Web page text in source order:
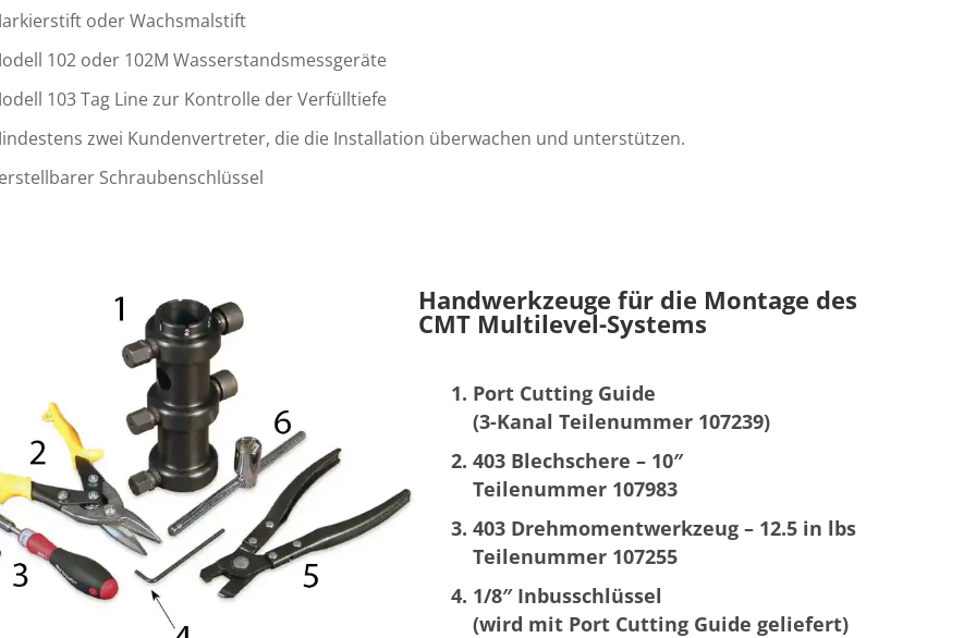
oder Wachsmalstift
102 oder 102M Wasserstandsmessgeräte
103 Tag Line zur Kontrolle der Verfülltiefe
zwei Kundenvertreter, die die Installation überwachen und unterstützen.
Schraubenschlüssel
Handwerkzeuge für die Montage des
CMT Multilevel-Systems
Port Cutting Guide
(3-Kanal Teilenummer 107239)
403 Blechschere – 10″
Teilenummer 107983
403 Drehmomentwerkzeug – 12.5 in lbs
Teilenummer 107255
1/8″ Inbusschlüssel
(wird mit Port Cutting Guide geliefert)